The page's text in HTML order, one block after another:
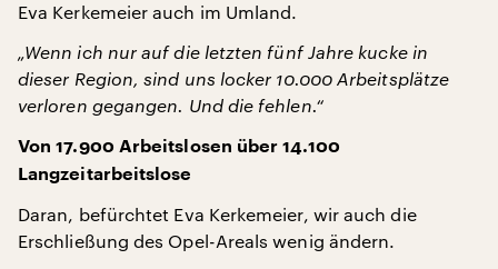
Eva Kerkemeier auch im Umland.
„Wenn ich nur auf die letzten fünf Jahre kucke in
dieser Region, sind uns locker 10.000 Arbeitsplätze
verloren gegangen. Und die fehlen.“
Von 17.900 Arbeitslosen über 14.100
Langzeitarbeitslose
Daran, befürchtet Eva Kerkemeier, wir auch die
Erschließung des Opel-Areals wenig ändern.